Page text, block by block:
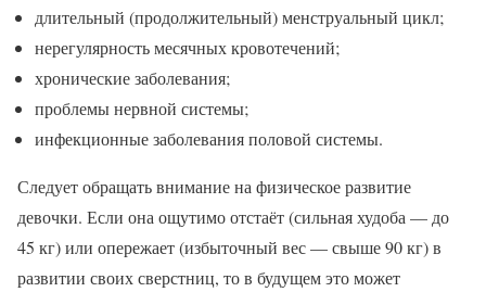
длительный (продолжительный) менструальный цикл;
нерегулярность месячных кровотечений;
хронические заболевания;
проблемы нервной системы;
инфекционные заболевания половой системы.
Следует обращать внимание на физическое развитие
девочки. Если она ощутимо отстаёт (сильная худоба — до
45 кг) или опережает (избыточный вес — свыше 90 кг) в
развитии своих сверстниц, то в будущем это может